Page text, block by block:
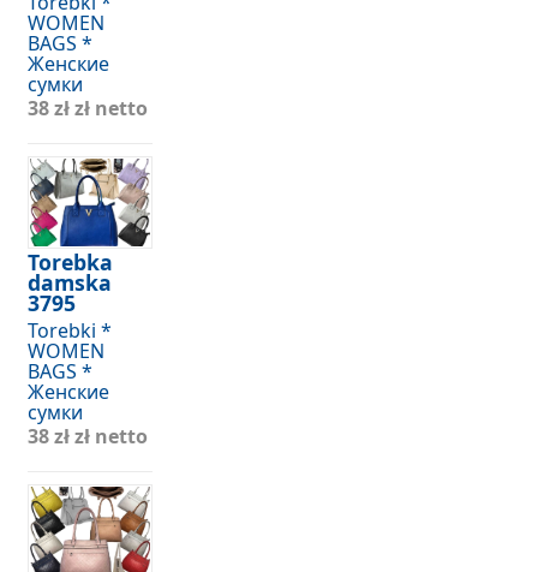
WOMEN
BAGS *
Женские
сумки
38 złzł netto
Torebka
damska
3795
Torebki *
WOMEN
BAGS *
Женские
сумки
38 złzł netto